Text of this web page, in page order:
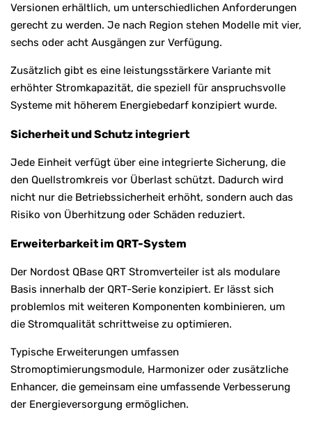
Versionen erhältlich, um unterschiedlichen Anforderungen
gerecht zu werden. Je nach Region stehen Modelle mit vier,
sechs oder acht Ausgängen zur Verfügung.
Zusätzlich gibt es eine leistungsstärkere Variante mit
erhöhter Stromkapazität, die speziell für anspruchsvolle
Systeme mit höherem Energiebedarf konzipiert wurde.
Sicherheit und Schutz integriert
Jede Einheit verfügt über eine integrierte Sicherung, die
den Quellstromkreis vor Überlast schützt. Dadurch wird
nicht nur die Betriebssicherheit erhöht, sondern auch das
Risiko von Überhitzung oder Schäden reduziert.
Erweiterbarkeit im QRT-System
Der Nordost QBase QRT Stromverteiler ist als modulare
Basis innerhalb der QRT-Serie konzipiert. Er lässt sich
problemlos mit weiteren Komponenten kombinieren, um
die Stromqualität schrittweise zu optimieren.
Typische Erweiterungen umfassen
Stromoptimierungsmodule, Harmonizer oder zusätzliche
Enhancer, die gemeinsam eine umfassende Verbesserung
der Energieversorgung ermöglichen.